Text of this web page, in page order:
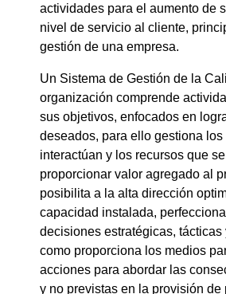
actividades para el aumento de
nivel de servicio al cliente,
gestión de una empresa.
Un Sistema de Gestión de la
organización comprende
sus objetivos, enfocados en
deseados, para ello gestiona
interactúan y los recursos que
proporcionar valor agregado al
posibilita a la alta dirección
capacidad instalada,
decisiones estratégicas, tácticas
como proporciona los medios
acciones para abordar las
y no previstas en la provisión de